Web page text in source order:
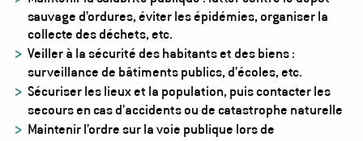
sauvage d’ordures, éviter les épidémies, organiser la
collecte des déchets, etc.
Veiller à la sécurité des habitants et des biens :
surveillance de bâtiments publics, d’écoles, etc.
Sécuriser les lieux et la population, puis contacter les
secours en cas d’accidents ou de catastrophe naturelle
Maintenir l’ordre sur la voie publique lors de